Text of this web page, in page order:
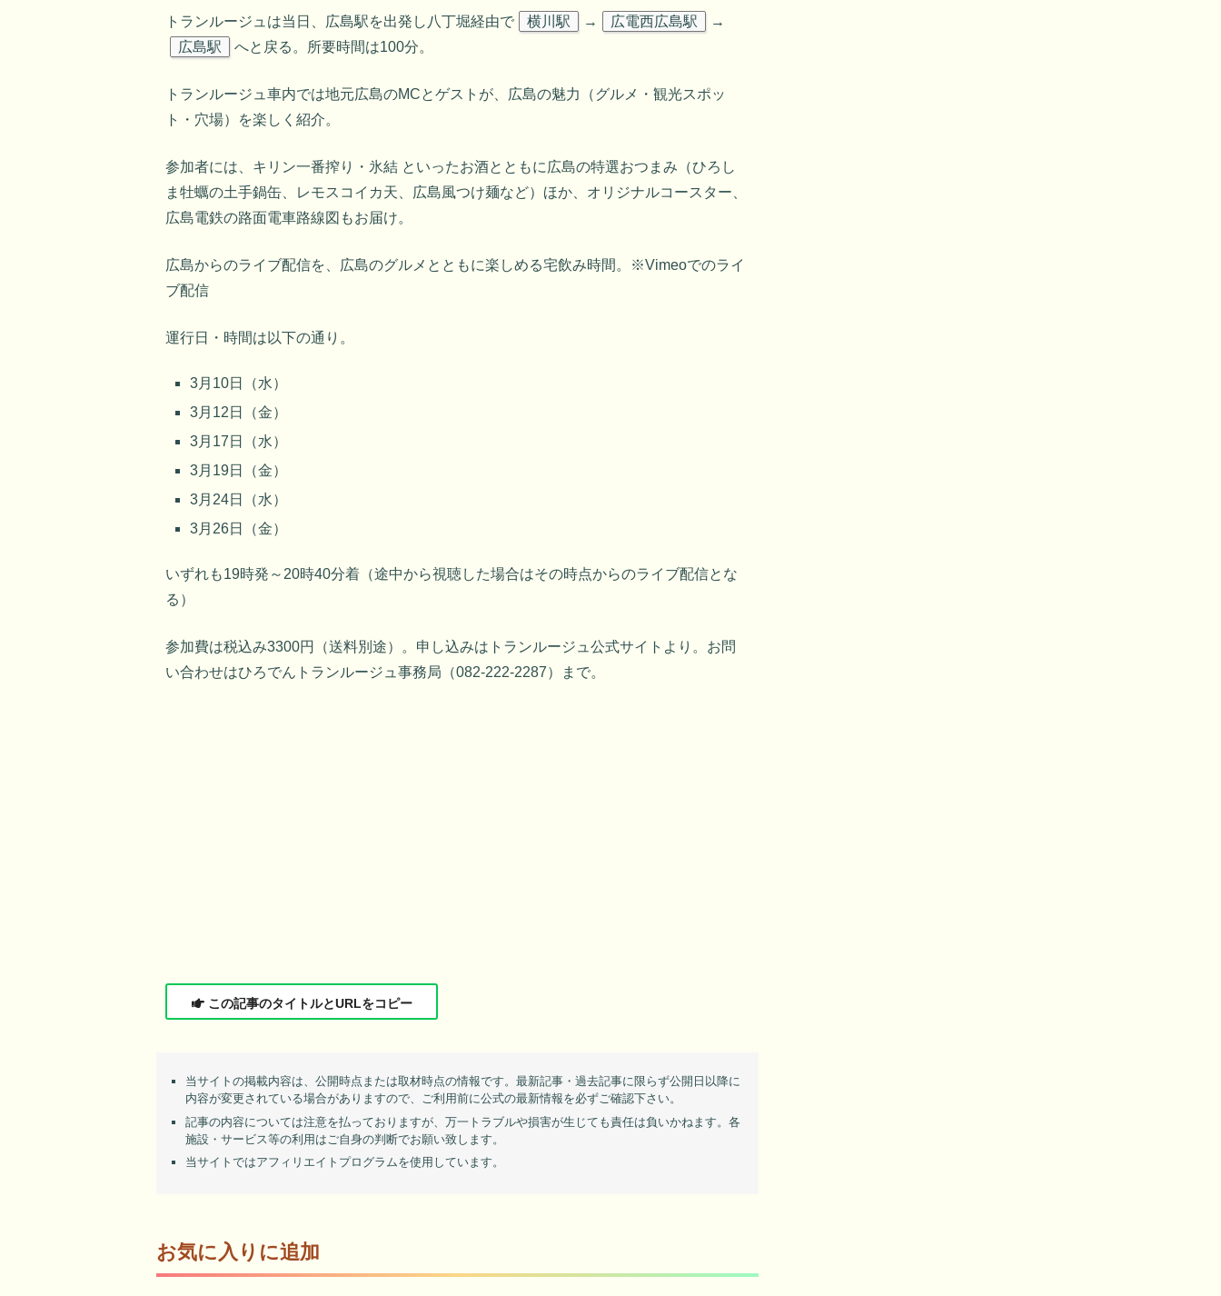
トランルージュは当日、広島駅を出発し八丁堀経由で 横川駅 → 広電西広島駅
→
広島駅
へと戻る。所要時間は100分。
トランルージュ車内では地元広島のMCとゲストが、広島の魅力（グルメ・観光スポッ
ト・穴場）を楽しく紹介。
参加者には、キリン一番搾り・氷結 といったお酒とともに広島の特選おつまみ（ひろし
ま牡蠣の土手鍋缶、レモスコイカ天、広島風つけ麺など）ほか、オリジナルコースター、
広島電鉄の路面電車路線図もお届け。
広島からのライブ配信を、広島のグルメとともに楽しめる宅飲み時間。※Vimeoでのライ
ブ配信
運行日・時間は以下の通り。
3月10日（水）
3月12日（金）
3月17日（水）
3月19日（金）
3月24日（水）
3月26日（金）
いずれも19時発～20時40分着（途中から視聴した場合はその時点からのライブ配信とな
る）
参加費は税込み3300円（送料別途）。申し込みはトランルージュ公式サイトより。お問
い合わせはひろでんトランルージュ事務局（082-222-2287）まで。
この記事のタイトルとURLをコピー
当サイトの掲載内容は、公開時点または取材時点の情報です。最新記事・過去記事に限らず公開日以降に
内容が変更されている場合がありますので、ご利用前に公式の最新情報を必ずご確認下さい。
記事の内容については注意を払っておりますが、万一トラブルや損害が生じても責任は負いかねます。各
施設・サービス等の利用はご自身の判断でお願い致します。
当サイトではアフィリエイトプログラムを使用しています。
お気に入りに追加